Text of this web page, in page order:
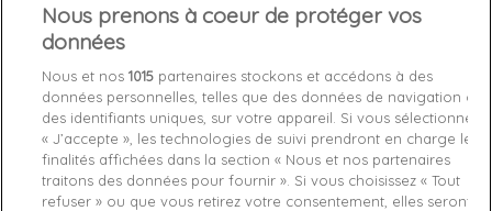
Caractéristiques produit
Détails du produit Fabriquant
Référence AW0AW06847-002 TU
Nous prenons à coeur de protéger vos
données
Nous et nos1015 partenaires stockons et accédons à des
données personnelles, telles que des données de navigation ou
des identifiants uniques, sur votre appareil. Si vous sélectionnez
« J’accepte », les technologies de suivi prendront en charge les
finalités affichées dans la section « Nous et nos partenaires
traitons des données pour fournir ». Si vous choisissez « Tout
refuser » ou que vous retirez votre consentement, elles seront